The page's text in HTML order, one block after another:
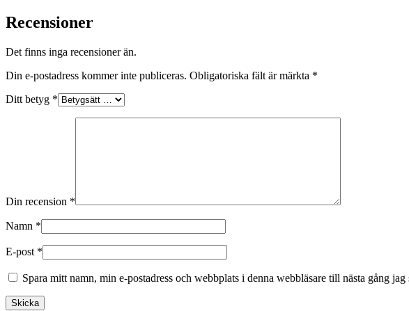
Recensioner
Det finns inga recensioner än.
Din e-postadress kommer inte publiceras. Obligatoriska fält är märkta *
Ditt betyg *
Din recension *
Namn *
E-post *
Spara mitt namn, min e-postadress och webbplats i denna webbläsare till nästa gång